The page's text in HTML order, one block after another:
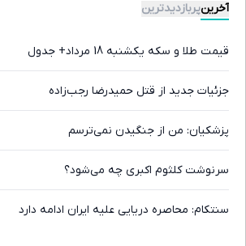
آخرینپربازدیدترین
قیمت طلا و سکه یکشنبه 18 مرداد+ جدول
جزئیات جدید از قتل حمیدرضا رجب‌زاده
پزشکیان: من از جنگیدن نمی‌ترسم
سرنوشت کلثوم اکبری چه می‌شود؟
سنتکام: محاصره دریایی علیه ایران ادامه دارد